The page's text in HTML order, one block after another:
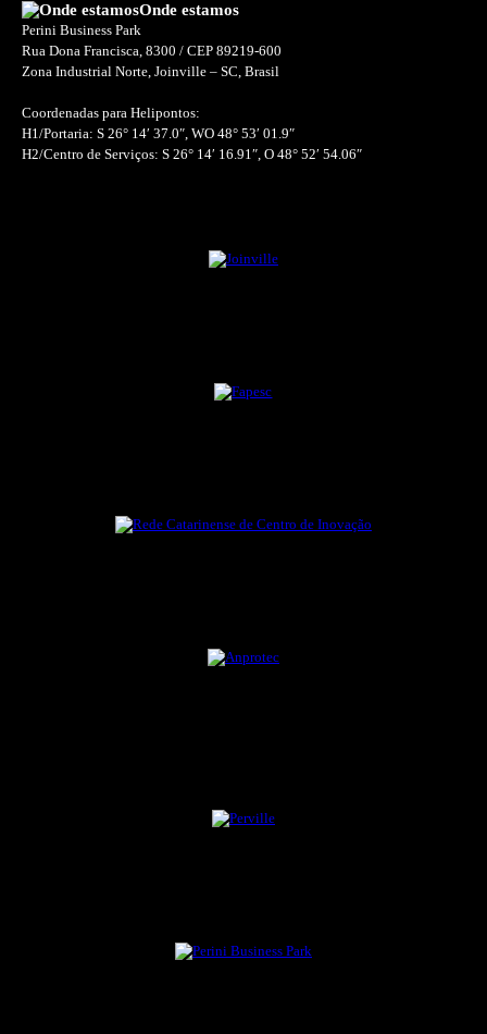
Onde estamos
Perini Business Park
Rua Dona Francisca, 8300 / CEP 89219-600
Zona Industrial Norte, Joinville – SC, Brasil
Coordenadas para Helipontos:
H1/Portaria: S 26° 14′ 37.0″, WO 48° 53′ 01.9″
H2/Centro de Serviços: S 26° 14′ 16.91″, O 48° 52′ 54.06″